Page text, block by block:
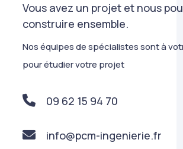
Vous avez un projet et nous
construire ensemble.
Nos équipes de spécialistes sont à
pour étudier votre projet
09 62 15 94 70
info@pcm-ingenierie.fr